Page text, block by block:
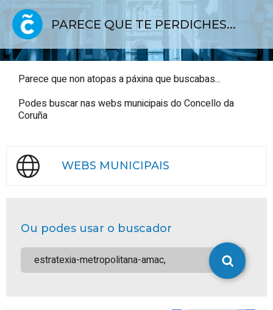
PARECE QUE TE PERDICHES...
Parece que non atopas a páxina que buscabas...
Podes buscar nas webs municipais do Concello da
Coruña
WEBS MUNICIPAIS
Ou podes usar o buscador